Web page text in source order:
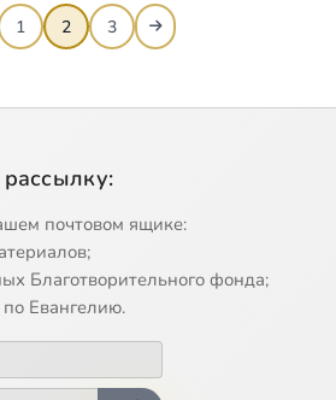
1 2 3
почтовом ящике:
Благотворительного фонда;
Евангелию.